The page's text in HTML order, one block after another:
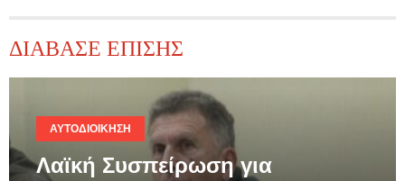
ΔΙΑΒΑΣΕ ΕΠΙΣΗΣ
ΑΥΤΟΔΙΟΊΚΗΣΗ
Λαϊκή Συσπείρωση για